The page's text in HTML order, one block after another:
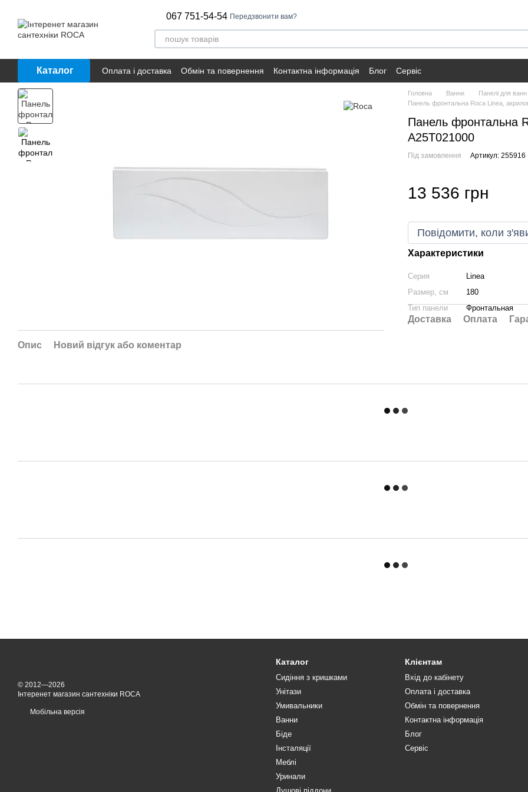
067 751-54-54 Передзвонити вам?
Каталог Оплата і доставка Обмін та повернення Контактна інформація Блог Сервіс
Опис Новий відгук або коментар
Головна Ванни
Панелі для ванн
Панель фронтальна Roca Linea,
Панель фронтальна
A25T021000
Під замовлення Артикул: 255916
13 536 грн
Повідомити, коли
Характеристики
Серия
Linea
Размер, см
180
Тип панели
Фронтальная
Доставка Оплата
© 2012—2026
Інтеренет магазин сантехніки ROCA
Мобільна версія
Каталог
Сидіння з кришками
Унітази
Умивальники
Ванни
Біде
Інсталяції
Меблі
Уринали
Клієнтам
Вхід до кабінету
Оплата і доставка
Обмін та повернення
Контактна інформація
Блог
Сервіс